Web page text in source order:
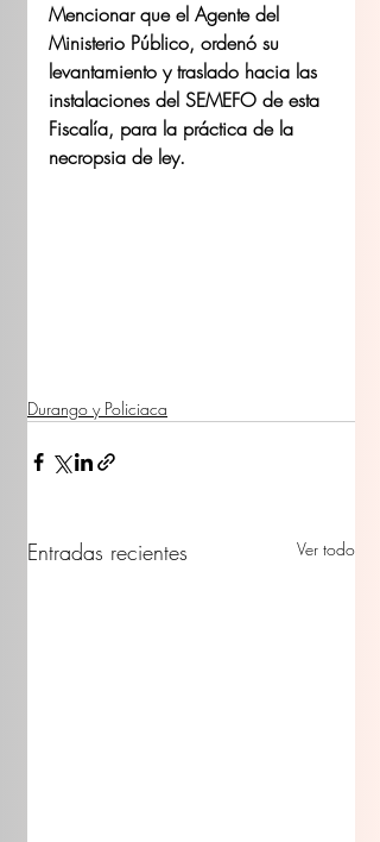
Mencionar que el Agente del
Ministerio Público, ordenó su
levantamiento y traslado hacia las
instalaciones del SEMEFO de esta
Fiscalía, para la práctica de la
necropsia de ley.
Durango y Policiaca
Entradas recientes Ver todo